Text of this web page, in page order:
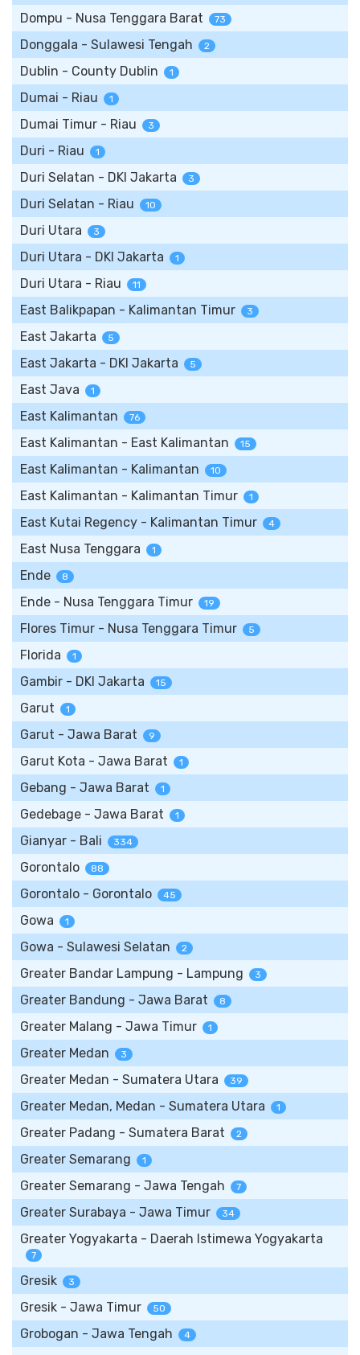
Dompu - Nusa Tenggara Barat 73
Donggala - Sulawesi Tengah 2
Dublin - County Dublin 1
Dumai - Riau 1
Dumai Timur - Riau 3
Duri - Riau 1
Duri Selatan - DKI Jakarta 3
Duri Selatan - Riau 10
Duri Utara 3
Duri Utara - DKI Jakarta 1
Duri Utara - Riau 11
East Balikpapan - Kalimantan Timur 3
East Jakarta 5
East Jakarta - DKI Jakarta 5
East Java 1
East Kalimantan 76
East Kalimantan - East Kalimantan 15
East Kalimantan - Kalimantan 10
East Kalimantan - Kalimantan Timur 1
East Kutai Regency - Kalimantan Timur 4
East Nusa Tenggara 1
Ende 8
Ende - Nusa Tenggara Timur 19
Flores Timur - Nusa Tenggara Timur 5
Florida 1
Gambir - DKI Jakarta 15
Garut 1
Garut - Jawa Barat 9
Garut Kota - Jawa Barat 1
Gebang - Jawa Barat 1
Gedebage - Jawa Barat 1
Gianyar - Bali 334
Gorontalo 88
Gorontalo - Gorontalo 45
Gowa 1
Gowa - Sulawesi Selatan 2
Greater Bandar Lampung - Lampung 3
Greater Bandung - Jawa Barat 8
Greater Malang - Jawa Timur 1
Greater Medan 3
Greater Medan - Sumatera Utara 39
Greater Medan, Medan - Sumatera Utara 1
Greater Padang - Sumatera Barat 2
Greater Semarang 1
Greater Semarang - Jawa Tengah 7
Greater Surabaya - Jawa Timur 34
Greater Yogyakarta - Daerah Istimewa Yogyakarta
7
Gresik 3
Gresik - Jawa Timur 50
Grobogan - Jawa Tengah 4